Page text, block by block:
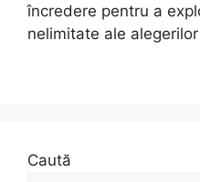
încredere pentru a
nelimitate ale
Caută